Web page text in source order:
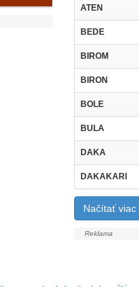
ATEN
BEDE
BIROM
BIRON
BOLE
BULA
DAKA
DAKAKARI
Načítať viac